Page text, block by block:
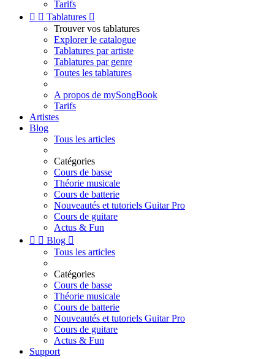
Tarifs
  Tablatures 
Trouver vos tablatures
Explorer le catalogue
Tablatures par artiste
Tablatures par genre
Toutes les tablatures
A propos de mySongBook
Tarifs
Artistes
Blog
Tous les articles
Catégories
Cours de basse
Théorie musicale
Cours de batterie
Nouveautés et tutoriels Guitar Pro
Cours de guitare
Actus & Fun
  Blog 
Tous les articles
Catégories
Cours de basse
Théorie musicale
Cours de batterie
Nouveautés et tutoriels Guitar Pro
Cours de guitare
Actus & Fun
Support